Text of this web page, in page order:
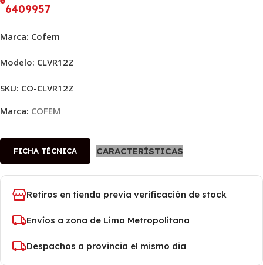
6409957
Marca: Cofem
Modelo: CLVR12Z
SKU: CO-CLVR12Z
Marca: COFEM
FICHA TÉCNICA CARACTERÍSTICAS
Retiros en tienda previa verificación de stock
Envíos a zona de Lima Metropolitana
Despachos a provincia el mismo dia